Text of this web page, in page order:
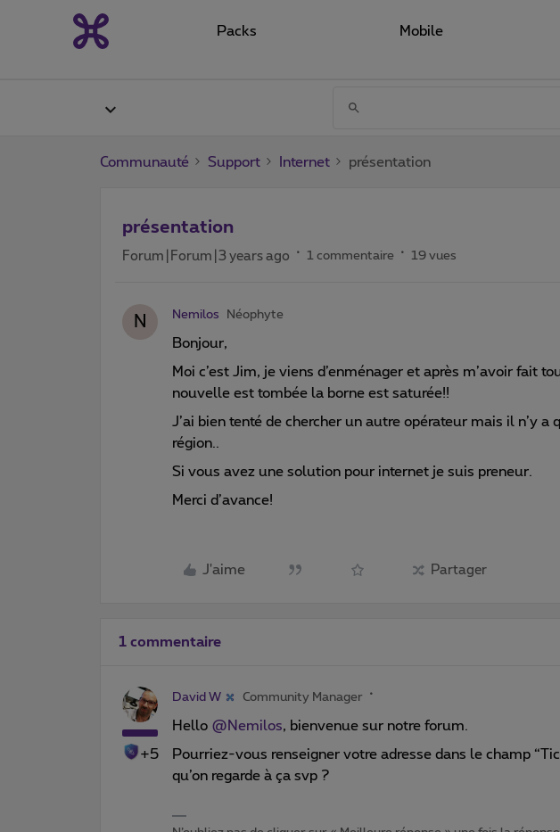
Packs Mobile
Communauté Support Internet présentation
présentation
Forum|Forum|3 years ago 1 commentaire 19 vues
N Nemilos Néophyte
Bonjour,
Moi c’est Jim, je viens d’enménager et après m’avoir fait
nouvelle est tombée la borne est saturée!!
J’ai bien tenté de chercher un autre opérateur mais il n’y a
région..
Si vous avez une solution pour internet je suis preneur.
Merci d’avance!
J'aime Partager
1 commentaire
+5
David W Community Manager
Hello @Nemilos, bienvenue sur notre forum.
Pourriez-vous renseigner votre adresse dans le champ
qu’on regarde à ça svp ?